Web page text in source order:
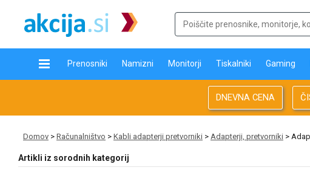
Prenosniki Namizni Monitorji Tiskalniki Gaming
DNEVNA CENA
Domov > Računalništvo > Kabli adapterji pretvorniki > Adapterji, pretvorniki >
Artikli iz sorodnih kategorij